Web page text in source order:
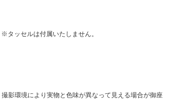
タッセルは付属いたしません。
影環境により実物と色味が異なって見える場合が御座